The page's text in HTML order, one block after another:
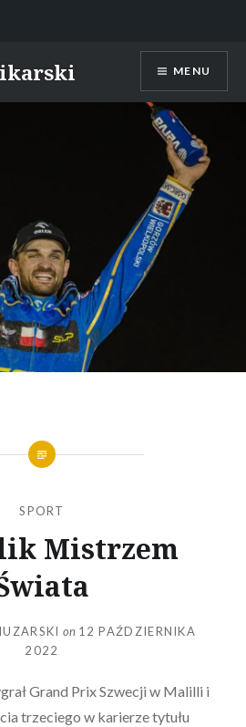
MENU
SPORT
Mistrzem
on 12 PAŹDZIERNIKA
2022
Grand Prix Szwecji w Malilli i
trzeciego w karierze tytułu